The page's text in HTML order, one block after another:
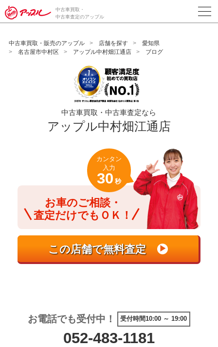
/*ABテスト_新規査定フォームの為のCVボタン*/
中古車買取・
中古車査定のアップル
中古車買取・販売のアップル 店舗を探す
愛知県
名古屋市中村区
アップル中村畑江通店 ブログ
中古車買取・中古車査定なら
アップル中村畑江通店
お車のご相談・
査定だけでもＯＫ！
カンタン
入力
30 秒
お電話でも受付中！ 受付時間10:00 ～ 19:00
052-483-1181